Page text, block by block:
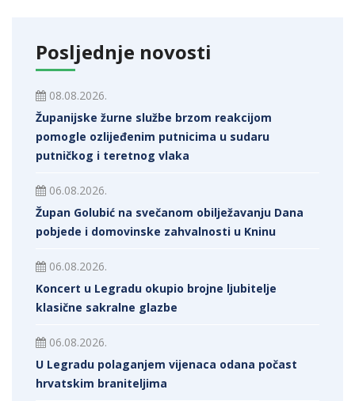
Posljednje novosti
08.08.2026.
Županijske žurne službe brzom reakcijom
pomogle ozlijeđenim putnicima u sudaru
putničkog i teretnog vlaka
06.08.2026.
Župan Golubić na svečanom obilježavanju Dana
pobjede i domovinske zahvalnosti u Kninu
06.08.2026.
Koncert u Legradu okupio brojne ljubitelje
klasične sakralne glazbe
06.08.2026.
U Legradu polaganjem vijenaca odana počast
hrvatskim braniteljima